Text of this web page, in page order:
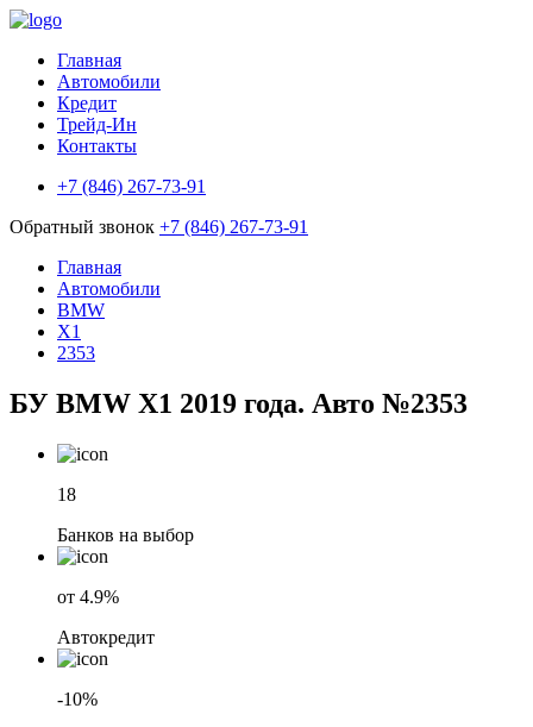
Главная
Автомобили
Кредит
Трейд-Ин
Контакты
+7 (846) 267-73-91
Обратный звонок +7 (846) 267-73-91
Главная
Автомобили
BMW
X1
2353
БУ BMW X1 2019 года. Авто №2353
18
Банков на выбор
от 4.9%
Автокредит
-10%